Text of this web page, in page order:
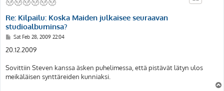
Re: Kilpailu: Koska Maiden julkaisee seuraavan
studioalbuminsa?
P
s
t
Sat Feb 28, 2009 22:04
20.12.2009
Sovittiin Steven kanssa äsken puhelimessa, että pistävät lätyn ulos
meikäläisen synttäreiden kunniaksi.